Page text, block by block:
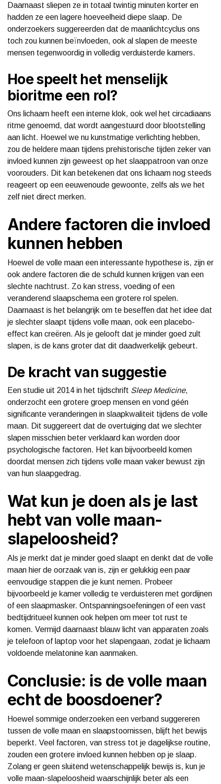
Daarnaast sliepen ze in totaal twintig minuten korter en
hadden ze een lagere hoeveelheid diepe slaap. De
onderzoekers suggereerden dat de maanlichtcyclus ons
toch zou kunnen beïnvloeden, ook al slapen de meeste
mensen tegenwoordig in volledig verduisterde kamers.
Hoe speelt het menselijk
bioritme een rol?
Ons lichaam heeft een interne klok, ook wel het circadiaans
ritme genoemd, dat wordt aangestuurd door blootstelling
aan licht. Hoewel we nu kunstmatige verlichting hebben,
zou de heldere maan tijdens prehistorische tijden zeker van
invloed kunnen zijn geweest op het slaappatroon van onze
voorouders. Dit kan betekenen dat ons lichaam nog steeds
reageert op een eeuwenoude gewoonte, zelfs als we het
zelf niet direct merken.
Andere factoren die invloed
kunnen hebben
Hoewel de volle maan een interessante hypothese is, zijn er
ook andere factoren die de schuld kunnen krijgen van een
slechte nachtrust. Zo kan stress, voeding of een
veranderend slaapschema een grotere rol spelen.
Daarnaast is het belangrijk om te beseffen dat het idee dat
je slechter slaapt tijdens volle maan, ook een placebo-
effect kan creëren. Als je gelooft dat je minder goed zult
slapen, is de kans groter dat dit daadwerkelijk gebeurt.
De kracht van suggestie
Een studie uit 2014 in het tijdschrift Sleep Medicine,
onderzocht een grotere groep mensen en vond géén
significante veranderingen in slaapkwaliteit tijdens de volle
maan. Dit suggereert dat de overtuiging dat we slechter
slapen misschien beter verklaard kan worden door
psychologische factoren. Het kan bijvoorbeeld komen
doordat mensen zich tijdens volle maan vaker bewust zijn
van hun slaapgedrag.
Wat kun je doen als je last
hebt van volle maan-
slapeloosheid?
Als je merkt dat je minder goed slaapt en denkt dat de volle
maan hier de oorzaak van is, zijn er gelukkig een paar
eenvoudige stappen die je kunt nemen. Probeer
bijvoorbeeld je kamer volledig te verduisteren met gordijnen
of een slaapmasker. Ontspanningsoefeningen of een vast
bedtijdritueel kunnen ook helpen om meer tot rust te
komen. Vermijd daarnaast blauw licht van apparaten zoals
je telefoon of laptop voor het slapengaan, zodat je lichaam
voldoende melatonine kan aanmaken.
Conclusie: is de volle maan
echt de boosdoener?
Hoewel sommige onderzoeken een verband suggereren
tussen de volle maan en slaapstoornissen, blijft het bewijs
beperkt. Veel factoren, van stress tot je dagelijkse routine,
zouden een grotere invloed kunnen hebben op je slaap.
Zolang er geen sluitend wetenschappelijk bewijs is, kun je
volle maan-slapeloosheid waarschijnlijk beter als een